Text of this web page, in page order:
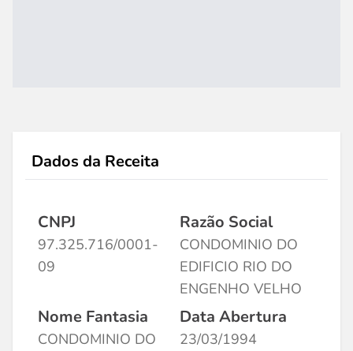
Dados da Receita
CNPJ
97.325.716/0001-
09
Razão Social
CONDOMINIO DO
EDIFICIO RIO DO
ENGENHO VELHO
Nome Fantasia
CONDOMINIO DO
Data Abertura
23/03/1994